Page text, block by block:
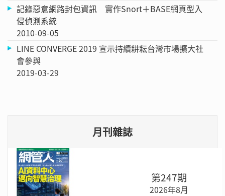
記錄惡意網路封包資訊 實作Snort＋BASE網頁型入
侵偵測系統
2010-09-05
LINE CONVERGE 2019 宣示持續耕耘台灣市場擴大社
會參與
2019-03-29
月刊雜誌
第247期
2026年8月